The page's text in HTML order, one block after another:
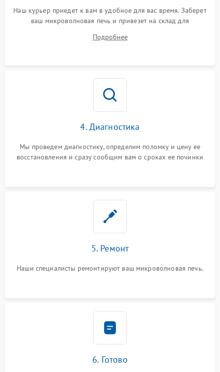
Наш курьер приедет к вам в удобное для вас время. Заберет
ваш микроволновая печь и привезет на склад для
Подробнее
4. Диагностика
Мы проведем диагностику, определим поломку и цену ее
восстановления и сразу сообщим вам о сроках ее починки
5. Ремонт
Наши специалисты ремонтируют ваш микроволновая печь.
6. Готово